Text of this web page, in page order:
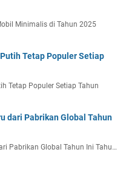
Minimalis di Tahun 2025
Tetap Populer Setiap
Tetap Populer Setiap Tahun
dari Pabrikan Global Tahun
Pabrikan Global Tahun Ini Tahu…